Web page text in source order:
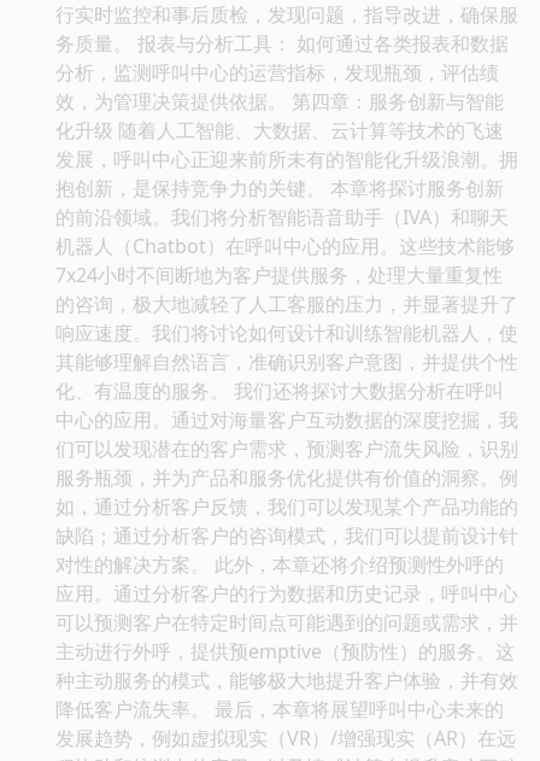
行实时监控和事后质检，发现问题，指导改进，确保服
务质量。 报表与分析工具： 如何通过各类报表和数据
分析，监测呼叫中心的运营指标，发现瓶颈，评估绩
效，为管理决策提供依据。 第四章：服务创新与智能
化升级 随着人工智能、大数据、云计算等技术的飞速
发展，呼叫中心正迎来前所未有的智能化升级浪潮。拥
抱创新，是保持竞争力的关键。 本章将探讨服务创新
的前沿领域。我们将分析智能语音助手（IVA）和聊天
机器人（Chatbot）在呼叫中心的应用。这些技术能够
7x24小时不间断地为客户提供服务，处理大量重复性
的咨询，极大地减轻了人工客服的压力，并显著提升了
响应速度。我们将讨论如何设计和训练智能机器人，使
其能够理解自然语言，准确识别客户意图，并提供个性
化、有温度的服务。 我们还将探讨大数据分析在呼叫
中心的应用。通过对海量客户互动数据的深度挖掘，我
们可以发现潜在的客户需求，预测客户流失风险，识别
服务瓶颈，并为产品和服务优化提供有价值的洞察。例
如，通过分析客户反馈，我们可以发现某个产品功能的
缺陷；通过分析客户的咨询模式，我们可以提前设计针
对性的解决方案。 此外，本章还将介绍预测性外呼的
应用。通过分析客户的行为数据和历史记录，呼叫中心
可以预测客户在特定时间点可能遇到的问题或需求，并
主动进行外呼，提供预emptive（预防性）的服务。这
种主动服务的模式，能够极大地提升客户体验，并有效
降低客户流失率。 最后，本章将展望呼叫中心未来的
发展趋势，例如虚拟现实（VR）/增强现实（AR）在远